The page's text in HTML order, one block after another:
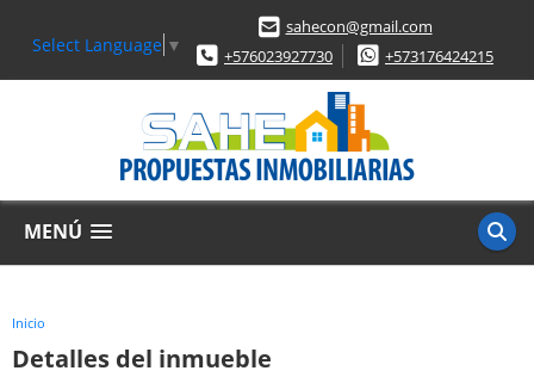
Select Language ▼
sahecon@gmail.com
+576023927730
+573176424215
MENÚ
Inicio
Detalles del inmueble